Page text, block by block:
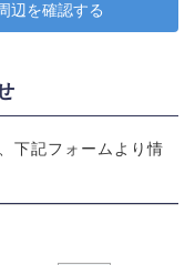
辺を確認する
下記フォームより情